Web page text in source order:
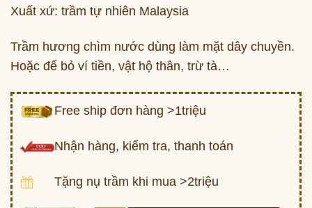
Xuất xứ: trầm tự nhiên Malaysia
Trầm hương chìm nước dùng làm mặt dây chuyền.
Hoặc để bỏ ví tiền, vật hộ thân, trừ tà…
Free ship đơn hàng >1triệu
Nhận hàng, kiểm tra, thanh toán
Tặng nụ trầm khi mua >2triệu